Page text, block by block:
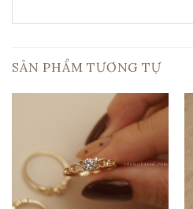
SẢN PHẨM TƯƠNG TỰ